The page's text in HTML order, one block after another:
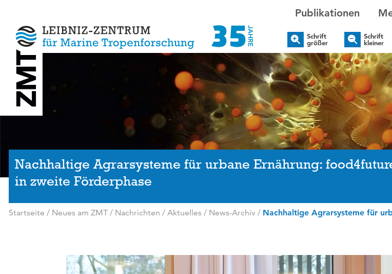
Publikationen
Schrift
größer
Schrift
kleiner
Nachhaltige Agrarsysteme für urbane Ernährung:
in zweite Förderphase
Startseite / Neues am ZMT/ Nachrichten / Aktuelles / News-Archiv/ Nachhaltige Agrarsysteme für